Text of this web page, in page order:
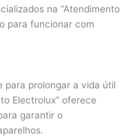
na “Atendimento
para funcionar com
prolongar a vida útil
Electrolux” oferece
garantir o